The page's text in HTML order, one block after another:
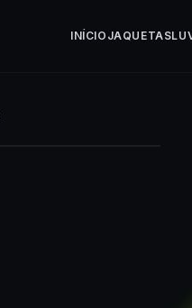
INÍCIO JAQUETAS